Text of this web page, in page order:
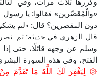
«والْمُقَصِّرين» فقالوا: يا
دون المقصرين؟ قال: «لم
قال الزهري في حديثه: ثم
وسلم عن وجهه قائلًا، حتى
الفتح، وفي هذه السورة
۞ لِيَغْفِرَ لَكَ اللَّهُ مَا تَقَدَّمَ